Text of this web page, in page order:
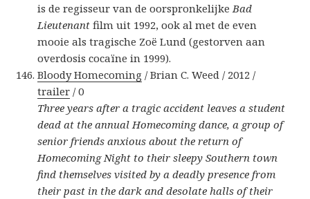
is de regisseur van de oorspronkelijkeBad
Lieutenant film uit 1992, ook al met de even
mooie als tragische Zoë Lund (gestorven aan
overdosis cocaïne in 1999).
Bloody Homecoming / Brian C. Weed / 2012 /
trailer / 0
Three years after a tragic accident leaves a student
dead at the annual Homecoming dance, a group of
senior friends anxious about the return of
Homecoming Night to their sleepy Southern town
find themselves visited by a deadly presence from
their past in the dark and desolate halls of their